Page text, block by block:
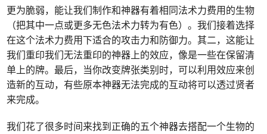
更为脆弱，能让我们制作和神器有着相同法术力费用的生物
（把其中一点或更多无色法术力转为有色）。我们接着选择
在这个法术力费用下适合的攻击力和防御力。其二，这能让
我们重印我们无法重印的神器上的效应，像是一些在保留清
单上的牌。最后，当你改变牌张类别时，可以利用效应来创
造新的互动，有些原本神器无法完成的互动将可以透过贤者
来完成。
我们花了很多时间来找到正确的五个神器去搭配一个生物的